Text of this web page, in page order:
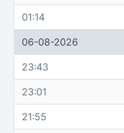
01:14
06-08-2026
23:43
23:01
21:55